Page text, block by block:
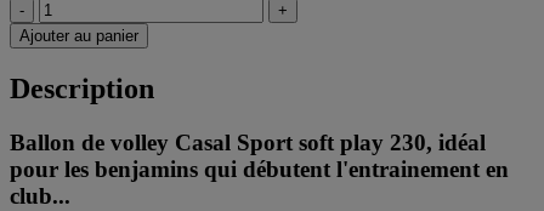
-
+
Ajouter au panier
Description
Ballon de volley Casal Sport soft play 230, idéal
pour les benjamins qui débutent l'entrainement en
club...